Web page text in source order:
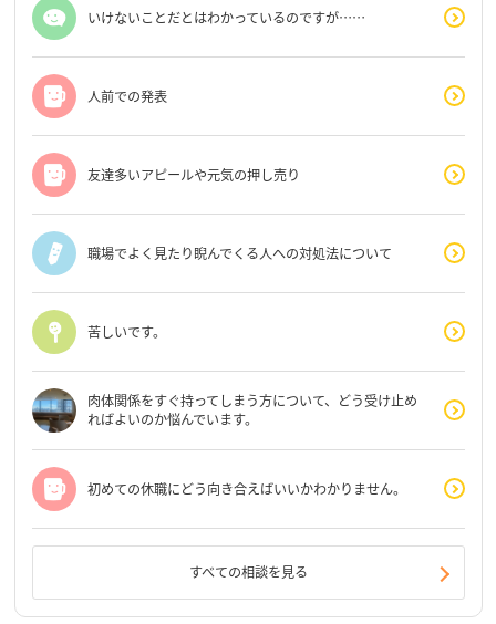
いけないことだとはわかっているのですが……
人前での発表
友達多いアピールや元気の押し売り
職場でよく見たり睨んでくる人への対処法について
苦しいです。
肉体関係をすぐ持ってしまう方について、どう受け止め
ればよいのか悩んでいます。
初めての休職にどう向き合えばいいかわかりません。
すべての相談を見る